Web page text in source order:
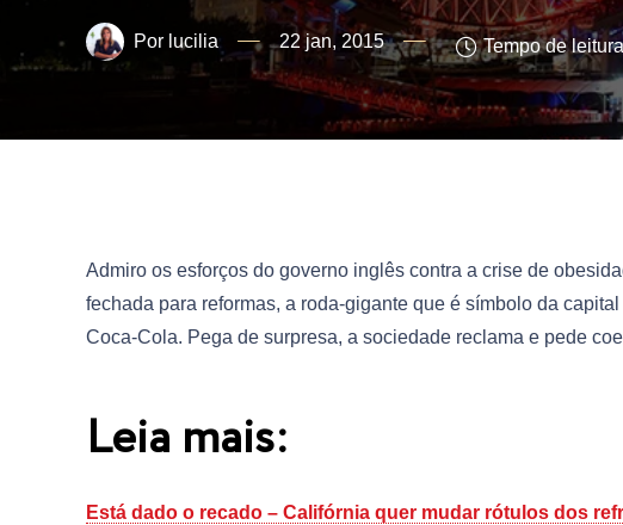
lucilia 22 jan, 2015 Tempo de
Admiro os esforços do governo inglês contra a crise de
fechada para reformas, a roda-gigante que é símbolo da
Coca-Cola. Pega de surpresa, a sociedade reclama e pede
Leia mais:
Está dado o recado – Califórnia quer mudar rótulos dos